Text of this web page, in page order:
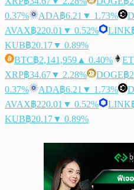
0.37%
ADA฿6.21 ▼ 1.73%
AVAX฿220.01 ▼ 0.52% LINK
KUB฿20.17▼ 0.89%
BTC฿2,141,959 ▲ 0.40%
XRP฿34.67▼ 2.28% DOGE฿
0.37%
ADA฿6.21 ▼ 1.73%
AVAX฿220.01 ▼ 0.52% LINK
KUB฿20.17▼ 0.89%